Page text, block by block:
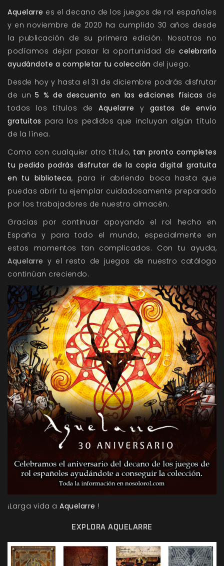
Aquelarre es el decano de los juegos de rol españoles
y en noviembre de 2020 ha cumplido 30 años desde
la publicación de su primera edición. Nosotros no
podíamos dejar pasar la oportunidad de celebrarlo
ayudándote a completar tu colección del juego.
Desde hoy y hasta el 31 de diciembre podrás disfrutar
de un 5 % de descuento en las ediciones físicas de
todos los títulos de Aquelarre y gastos de envío
gratuitos para los pedidos que incluyan algún título
de la línea.
Como con cualquier otro título, tan pronto completes
tu pedido podrás disfrutar de la copia digital gratuita
en tu biblioteca, para ir abriendo boca hasta que
puedas abrir tu ejemplar cuidadosamente preparado
por los trabajadores de nuestro almacén.
Gracias por continuar apoyando el rol hecho en
España y para todo el mundo, especialmente en
estos momentos tan complicados. Con tu ayuda,
Aquelarre y el resto de juegos de nuestro catálogo
continúan creciendo.
¡Larga vida a Aquelarre !
EXPLORA AQUELARRE